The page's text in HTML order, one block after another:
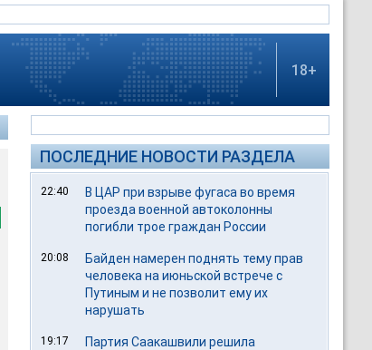
18+
ПОСЛЕДНИЕ НОВОСТИ РАЗДЕЛА
22:40
В ЦАР при взрыве фугаса во время
проезда военной автоколонны
погибли трое граждан России
20:08
Байден намерен поднять тему прав
человека на июньской встрече с
Путиным и не позволит ему их
нарушать
19:17
Партия Саакашвили решила